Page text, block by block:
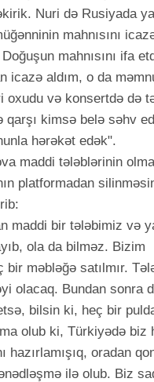
Nuri də Rusiyada
mahnısını
mahnısını ifa
icazə aldım, o da
oxudu və konsertdə də
qarşı kimsə belə səhv
hərəkət edək".
maddi tələblərinin
platformadan
maddi bir tələbimiz və
ola da bilməz. Bizim
bir məbləğə satılmır.
olacaq. Bundan sonra
bilsin ki, heç bir
olub ki, Türkiyədə biz
hazırlamışıq, oradan
ilə olub. Biz